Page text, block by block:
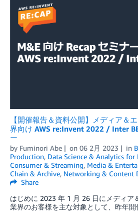
【開催報告＆資料公開】メディア＆
界向け AWS re:Invent 2022 / Inter
ー
by Fuminori Abe on 06 2月 2023 in
Production, Data Science & Analytics for
Consumer & Streaming, Media &
Chain & Archive, Networking & Content
Share
はじめに 2023 年 1 月 26 日にメディア
業界のお客様を主な対象として、昨年